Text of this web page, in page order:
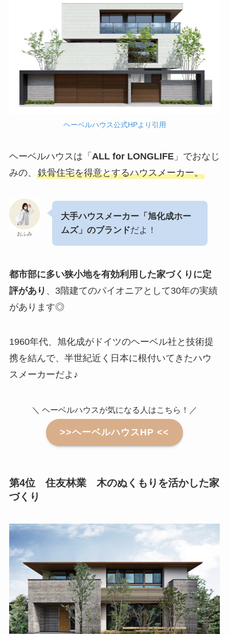
ヘーベルハウス公式HPより引用
ヘーベルハウスは「 ALL for LONGLIFE」でおなじ
みの、 鉄骨住宅を得意とするハウスメーカー。
おふみ
大手ハウスメーカー「旭化成ホー
ムズ」のブランドだよ！
都市部に多い狭小地を有効利用した家づくりに定
評があり 、3階建てのパイオニアとして30年の実績
があります◎
1960年代、旭化成がドイツのヘーベル社と技術提
携を結んで、半世紀近く日本に根付いてきたハウ
スメーカーだよ♪
＼ ヘーベルハウスが気になる人はこちら！／
>>ヘーベルハウスHP <<
第4位 住友林業 木のぬくもりを活かした家
づくり